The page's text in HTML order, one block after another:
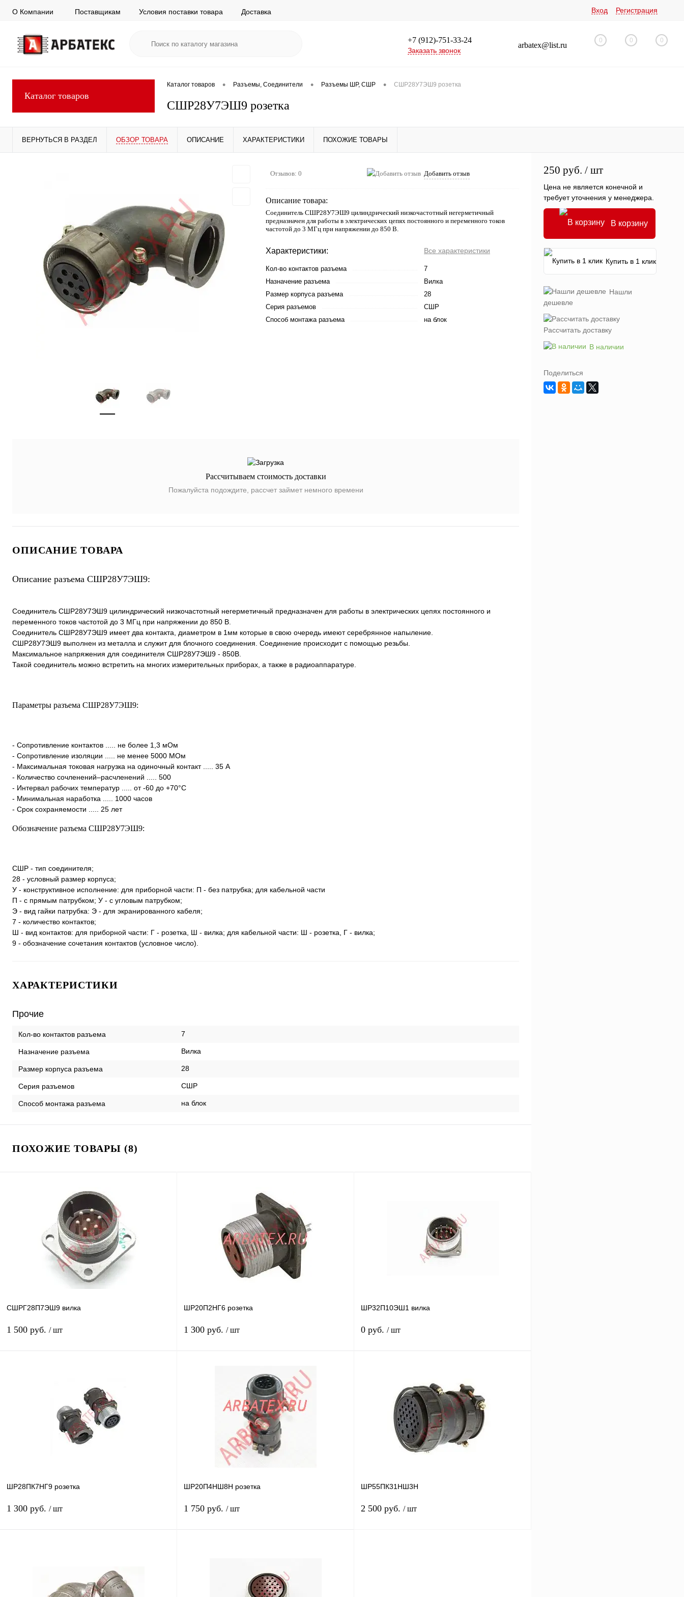
О Компании Поставщикам Условия поставки товара Доставка Вход Регистрация
+7 (912)-751-33-24
Заказать звонок
arbatex@list.ru
0 0 0
Каталог товаров
Каталог товаров • Разъемы, Соединители • Разъемы ШР, СШР • СШР28У7ЭШ9 розетка
СШР28У7ЭШ9 розетка
ВЕРНУТЬСЯ В РАЗДЕЛ ОБЗОР ТОВАРА ОПИСАНИЕ ХАРАКТЕРИСТИКИ ПОХОЖИЕ ТОВАРЫ
Отзывов: 0 Добавить отзыв
Описание товара:
Соединитель СШР28У7ЭШ9 цилиндрический низкочастотный негерметичный
предназначен для работы в электрических цепях постоянного и переменного токов
частотой до 3 МГц при напряжении до 850 В.
Характеристики: Все характеристики
Кол-во контактов разъема
7
Назначение разъема
Вилка
Размер корпуса разъема
28
Серия разъемов
СШР
Способ монтажа разъема
на блок
Рассчитываем стоимость доставки
Пожалуйста подождите, рассчет займет немного времени
ОПИСАНИЕ ТОВАРА
Описание разъема СШР28У7ЭШ9:
Соединитель СШР28У7ЭШ9 цилиндрический низкочастотный негерметичный предназначен для работы в электрических цепях постоянного и
переменного токов частотой до 3 МГц при напряжении до 850 В.
Соединитель СШР28У7ЭШ9 имеет два контакта, диаметром в 1мм которые в свою очередь имеют серебрянное напыление.
СШР28У7ЭШ9 выполнен из металла и служит для блочного соединения. Соединение происходит с помощью резьбы.
Максимальное напряжения для соединителя СШР28У7ЭШ9 - 850В.
Такой соединитель можно встретить на многих измерительных приборах, а также в радиоаппаратуре.
Параметры разъема СШР28У7ЭШ9:
- Сопротивление контактов ..... не более 1,3 мОм
- Сопротивление изоляции ..... не менее 5000 МОм
- Максимальная токовая нагрузка на одиночный контакт ..... 35 А
- Количество сочленений–расчленений ..... 500
- Интервал рабочих температур ..... от -60 до +70°С
- Минимальная наработка ..... 1000 часов
- Срок сохраняемости ..... 25 лет
Обозначение разъема СШР28У7ЭШ9:
СШР - тип соединителя;
28 - условный размер корпуса;
У - конструктивное исполнение: для приборной части: П - без патрубка; для кабельной части
П - с прямым патрубком; У - с угловым патрубком;
Э - вид гайки патрубка: Э - для экранированного кабеля;
7 - количество контактов;
Ш - вид контактов: для приборной части: Г - розетка, Ш - вилка; для кабельной части: Ш - розетка, Г - вилка;
9 - обозначение сочетания контактов (условное число).
ХАРАКТЕРИСТИКИ
Прочие
Кол-во контактов разъема 7
Назначение разъема Вилка
Размер корпуса разъема 28
Серия разъемов СШР
Способ монтажа разъема на блок
ПОХОЖИЕ ТОВАРЫ (8)
СШРГ28П7ЭШ9 вилка
1 500 руб. / шт
Сравнение
Недоступно
ШР20П2НГ6 розетка
1 300 руб. / шт
В корзину
Купить в 1 клик Сравнение
Под заказ
ШР32П10ЭШ1 вилка
0 руб. / шт
Купить в 1 клик Сравнение
В избранное Под заказ
Год выпуска
ШР28ПК7НГ9 розетка
1 300 руб. / шт
Сравнение
В избранное
ШР20П4НШ8Н розетка
1 750 руб. / шт
Сравнение
Недоступно
ШР55ПК31НШ3Н
2 500 руб. / шт
250 руб. / шт
Цена не является конечной и
требует уточнения у менеджера.
В корзину
Купить в 1 клик
Нашли
дешевле
Рассчитать доставку
В наличии
Поделиться